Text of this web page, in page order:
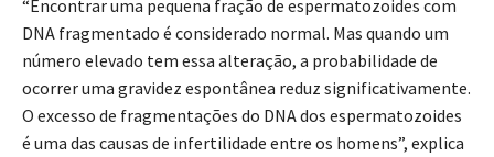
“Encontrar uma pequena fração de espermatozoides com
DNA fragmentado é considerado normal. Mas quando um
número elevado tem essa alteração, a probabilidade de
ocorrer uma gravidez espontânea reduz significativamente.
O excesso de fragmentações do DNA dos espermatozoides
é uma das causas de infertilidade entre os homens”, explica